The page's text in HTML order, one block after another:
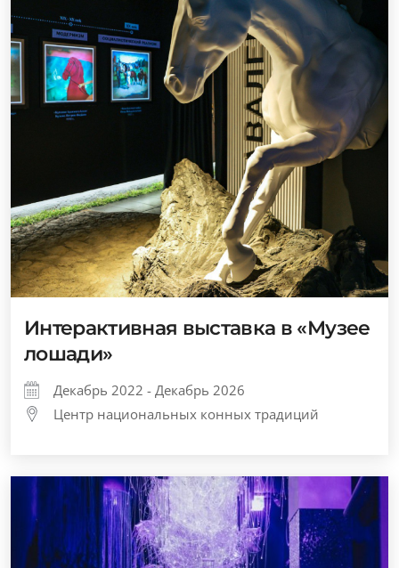
Интерактивная выставка в «Музее
лошади»
Декабрь 2022 - Декабрь 2026
Центр национальных конных традиций